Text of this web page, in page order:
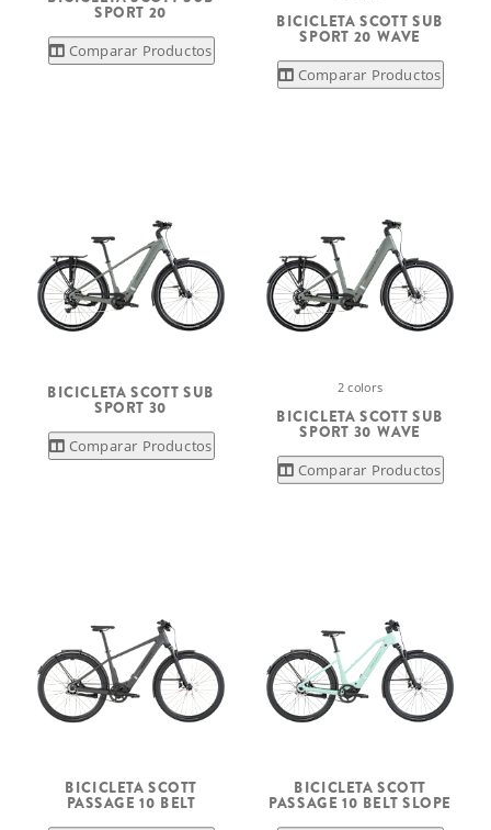
SPORT 20
Comparar Productos
BICICLETA SCOTT SUB
SPORT 20 WAVE
Comparar Productos
BICICLETA SCOTT SUB
SPORT 30
Comparar Productos
2 colors
BICICLETA SCOTT SUB
SPORT 30 WAVE
Comparar Productos
BICICLETA SCOTT
PASSAGE 10 BELT
BICICLETA SCOTT
PASSAGE 10 BELT SLOPE